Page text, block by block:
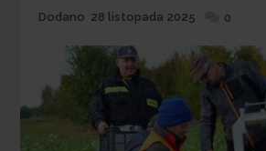
Dodane
Dodano 28 listopada 2025 0